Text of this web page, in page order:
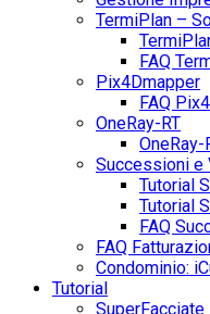
TermiPlan –
FAQ
Pix4Dmapper
FAQ
OneRay-RT
OneRay-
Successioni e
Tutorial
Tutorial
FAQ
FAQ
Condominio:
Tutorial
SuperFacciate